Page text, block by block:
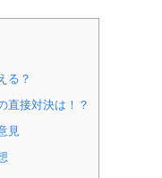
る？
直接対決は！？
見